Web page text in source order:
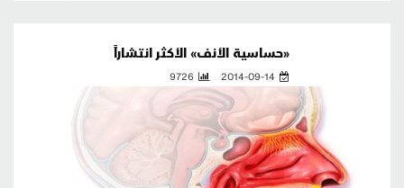
«حساسية الأنف» الأكثر انتشاراً
2014-09-14
9726